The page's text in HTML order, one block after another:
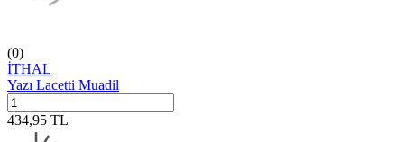
(0)
İTHAL
Yazı Lacetti Muadil
434,95 TL